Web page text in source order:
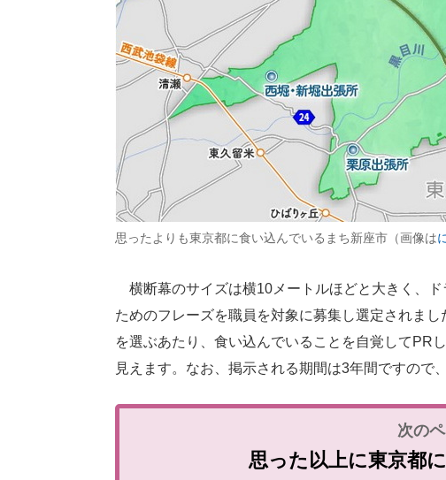
思ったよりも東京都に食い込んでいるまち新座市（画像は
横断幕のサイズは横10メートルほどと大きく、
ためのフレーズを職員を対象に募集し選定されま
を選ぶあたり、食い込んでいることを自覚してPR
見えます。なお、掲示される期間は3年間ですので
思った以上に東京都